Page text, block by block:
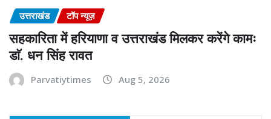
उत्तराखंड टॉप न्यूज़
सहकारिता में हरियाणा व उत्तराखंड मिलकर करेंगे कामः
डाॅ. धन सिंह रावत
Parvatiytimes Aug 5, 2026